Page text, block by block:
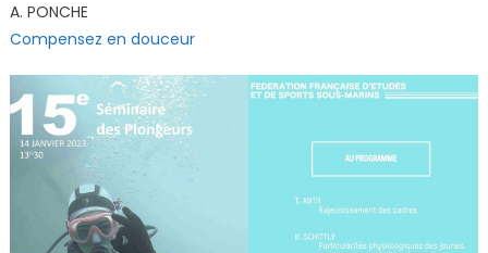
A. PONCHE
Compensez en douceur